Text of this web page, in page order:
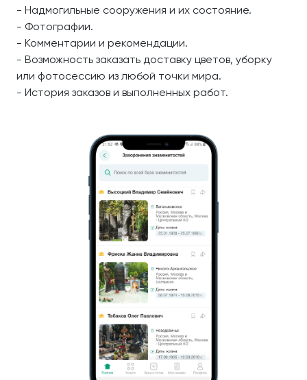
- Надмогильные сооружения и их состояние.
- Фотографии.
- Комментарии и рекомендации.
- Возможность заказать доставку цветов, уборку
или фотосессию из любой точки мира.
- История заказов и выполненных работ.